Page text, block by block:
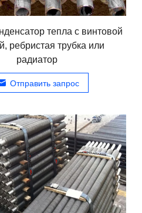
тепла с винтовой
ребристая трубка или
радиатор
Отправить запрос